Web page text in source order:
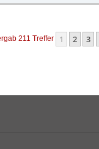
211 Treffer 1 2 3